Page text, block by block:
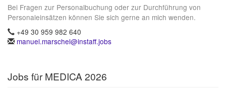
Bei Fragen zur Personalbuchung oder zur Durchführung von
Personaleinsätzen können Sie sich gerne an mich wenden.
+49 30 959 982 640
manuel.marschel@instaff.jobs
Jobs für MEDICA 2026